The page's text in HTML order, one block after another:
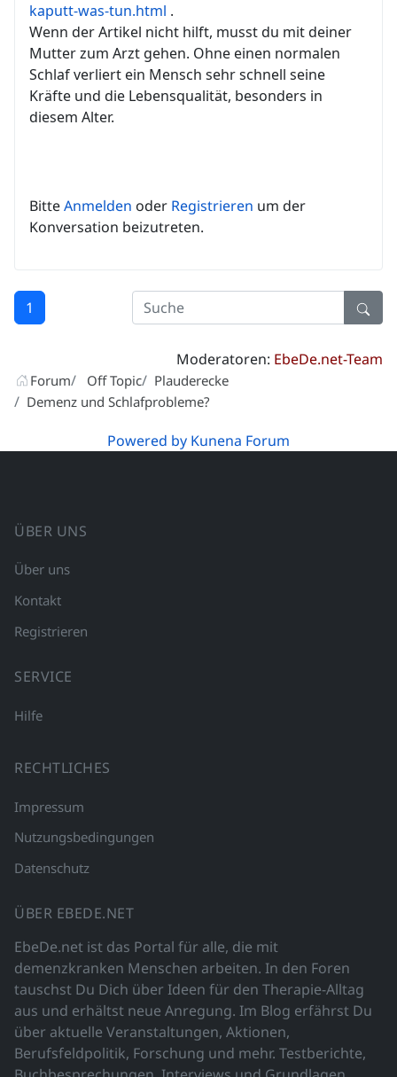
kaputt-was-tun.html .
Wenn der Artikel nicht hilft, musst du mit deiner
Mutter zum Arzt gehen. Ohne einen normalen
Schlaf verliert ein Mensch sehr schnell seine
Kräfte und die Lebensqualität, besonders in
diesem Alter.
BitteAnmelden oder Registrieren um der
Konversation beizutreten.
1
Moderatoren: EbeDe.net-Team
Forum Off Topic
Plauderecke
Demenz und Schlafprobleme?
Powered by Kunena Forum
ÜBER UNS
Über uns
Kontakt
Registrieren
SERVICE
Hilfe
RECHTLICHES
Impressum
Nutzungsbedingungen
Datenschutz
ÜBER EBEDE.NET
EbeDe.net ist das Portal für alle, die mit
demenzkranken Menschen arbeiten. In den Foren
tauschst Du Dich über Ideen für den Therapie-Alltag
aus und erhältst neue Anregung. Im Blog erfährst Du
über aktuelle Veranstaltungen, Aktionen,
Berufsfeldpolitik, Forschung und mehr. Testberichte,